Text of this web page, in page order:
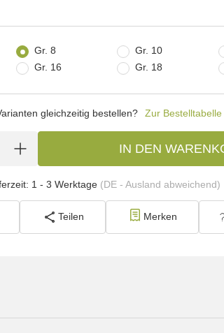
Gr. 8 Gr. 10
Gr. 16 Gr. 18
gleichzeitig bestellen? Zur Bestelltabelle
IN DEN
1 - 3 Werktage (DE - Ausland abweichend)
Teilen Merken